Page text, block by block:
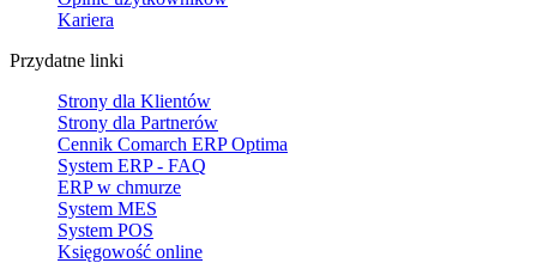
Kariera
Przydatne linki
Strony dla Klientów
Strony dla Partnerów
Cennik Comarch ERP Optima
System ERP - FAQ
ERP w chmurze
System MES
System POS
Księgowość online